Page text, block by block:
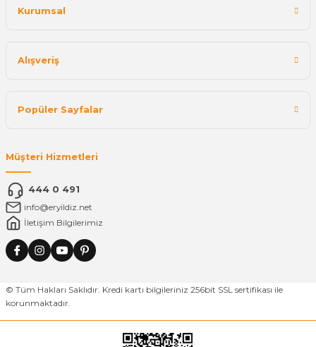
Kurumsal
Alışveriş
Popüler Sayfalar
Müşteri Hizmetleri
444 0 491
info@eryildiz.net
İletişim Bilgilerimiz
© Tüm Hakları Saklıdır. Kredi kartı bilgileriniz 256bit SSL sertifikası ile
korunmaktadır.